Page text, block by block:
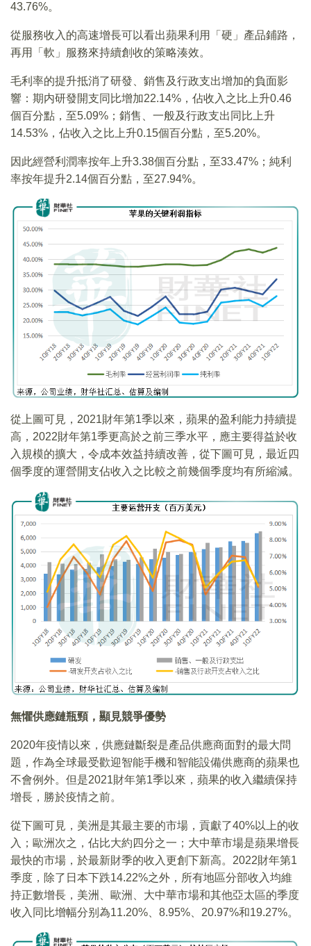
43.76%。
從服務收入的高速增長可以看出蘋果利用「硬」產品鋪路，
再用「軟」服務來持續創收的策略湊效。
毛利率的提升抵消了研發、銷售及行政支出增加的負面影
響：期内研發開支同比增加22.14%，佔收入之比上升0.46
個百分點，至5.09%；銷售、一般及行政支出同比上升
14.53%，佔收入之比上升0.15個百分點，至5.20%。
因此經營利潤率按年上升3.38個百分點，至33.47%；純利
率按年提升2.14個百分點，至27.94%。
從上圖可見，2021財年第1季以來，蘋果的盈利能力持續提
高，2022財年第1季更高於之前三季水平，應主要得益於收
入規模的擴大，令成本效益持續改善，從下圖可見，最近四
個季度的運營開支佔收入之比較之前幾個季度均有所縮減。
無懼供應鏈瓶頸，顯見競爭優勢
2020年疫情以來，供應鏈斷裂是產品供應商面對的最大問
題，作為全球最受歡迎智能手機和智能設備供應商的蘋果也
不會例外。但是2021財年第1季以來，蘋果的收入繼續保持
增長，勝於疫情之前。
從下圖可見，美洲是其最主要的市場，貢獻了40%以上的收
入；歐洲次之，佔比大約四分之一；大中華市場是蘋果增長
最快的市場，於最新財季的收入更創下新高。2022財年第1
季度，除了日本下跌14.22%之外，所有地區分部收入均維
持正數增長，美洲、歐洲、大中華市場和其他亞太區的季度
收入同比增幅分别為11.20%、8.95%、20.97%和19.27%。